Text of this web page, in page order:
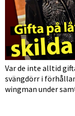
Var de inte alltid
svängdörr i
wingman under